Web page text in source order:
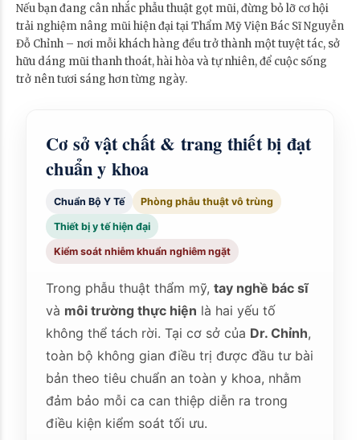
Nếu bạn đang cân nhắc phẫu thuật gọt mũi, đừng bỏ lỡ cơ hội
trải nghiệm nâng mũi hiện đại tại Thẩm Mỹ Viện Bác Sĩ Nguyễn
Đỗ Chỉnh – nơi mỗi khách hàng đều trở thành một tuyệt tác, sở
hữu dáng mũi thanh thoát, hài hòa và tự nhiên, để cuộc sống
trở nên tươi sáng hơn từng ngày.
Cơ sở vật chất & trang thiết bị đạt
chuẩn y khoa
Chuẩn Bộ Y Tế Phòng phẫu thuật vô trùng
Thiết bị y tế hiện đại
Kiểm soát nhiễm khuẩn nghiêm ngặt
Trong phẫu thuật thẩm mỹ,tay nghề bác sĩ
và môi trường thực hiện là hai yếu tố
không thể tách rời. Tại cơ sở của Dr. Chỉnh,
toàn bộ không gian điều trị được đầu tư bài
bản theo tiêu chuẩn an toàn y khoa, nhằm
đảm bảo mỗi ca can thiệp diễn ra trong
điều kiện kiểm soát tối ưu.